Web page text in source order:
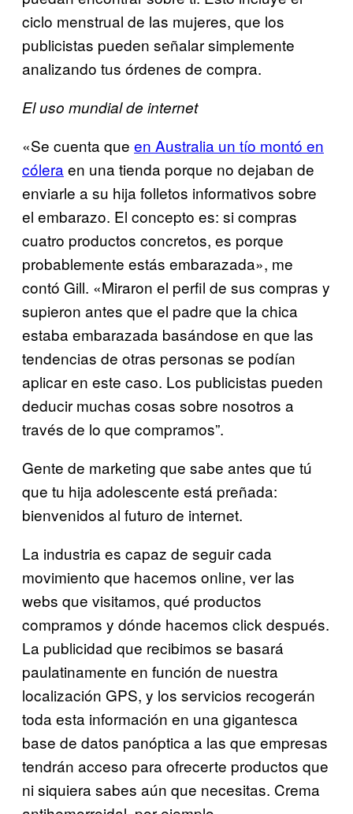
ciclo menstrual de las mujeres, que los
publicistas pueden señalar simplemente
analizando tus órdenes de compra.
El uso mundial de internet
«Se cuenta que en Australia un tío montó en
cólera en una tienda porque no dejaban de
enviarle a su hija folletos informativos sobre
el embarazo. El concepto es: si compras
cuatro productos concretos, es porque
probablemente estás embarazada», me
contó Gill. «Miraron el perfil de sus compras y
supieron antes que el padre que la chica
estaba embarazada basándose en que las
tendencias de otras personas se podían
aplicar en este caso. Los publicistas pueden
deducir muchas cosas sobre nosotros a
través de lo que compramos”.
Gente de marketing que sabe antes que tú
que tu hija adolescente está preñada:
bienvenidos al futuro de internet.
La industria es capaz de seguir cada
movimiento que hacemos online, ver las
webs que visitamos, qué productos
compramos y dónde hacemos click después.
La publicidad que recibimos se basará
paulatinamente en función de nuestra
localización GPS, y los servicios recogerán
toda esta información en una gigantesca
base de datos panóptica a las que empresas
tendrán acceso para ofrecerte productos que
ni siquiera sabes aún que necesitas. Crema